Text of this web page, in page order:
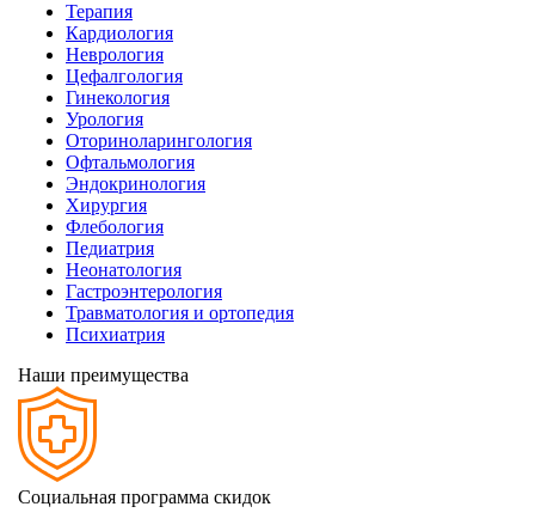
Терапия
Кардиология
Неврология
Цефалгология
Гинекология
Урология
Оториноларингология
Офтальмология
Эндокринология
Хирургия
Флебология
Педиатрия
Неонатология
Гастроэнтерология
Травматология и ортопедия
Психиатрия
Наши преимущества
Социальная программа скидок